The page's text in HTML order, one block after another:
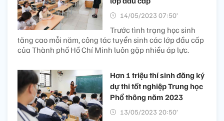
14/05/2023 07:50’
Trước tình trạng học sinh
tăng cao mỗi năm, công tác tuyển sinh các lớp đầu cấp
của Thành phố Hồ Chí Minh luôn gặp nhiều áp lực.
Hơn 1 triệu thí sinh đăng ký
dự thi tốt nghiệp Trung học
Phổ thông năm 2023
13/05/2023 20:50’